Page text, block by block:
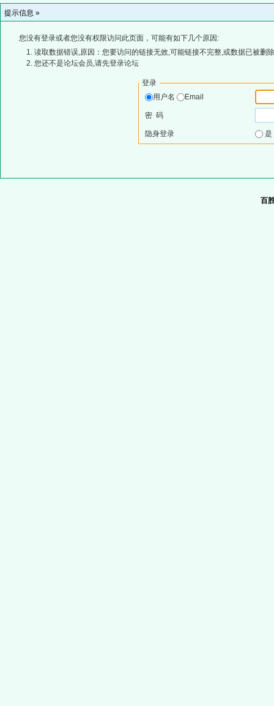
提示信息 »
您没有登录或者您没有权限访问此页面，可能有如下几个原因:
读取数据错误,原因：您要访问的链接无效,可能链接不完整,或数据已被删
您还不是论坛会员,请先登录论坛
登录
用户名
Email
密 码
隐身登录
百